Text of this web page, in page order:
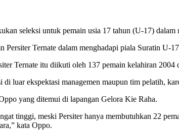
seleksi untuk pemain usia 17 tahun (U-17)
Ternate dalam menghadapi piala Suratin U-
Ternate itu diikuti oleh 137 pemain kelahiran 2004
luar ekspektasi managemen maupun tim pelatih,
yang ditemui di lapangan Gelora Kie Raha.
tinggi, meski Persiter hanya membutuhkan 22
kata Oppo.